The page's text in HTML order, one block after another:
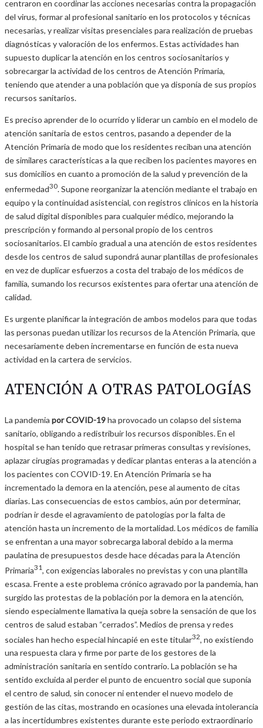
centraron en coordinar las acciones necesarias contra la propagación
del virus, formar al profesional sanitario en los protocolos y técnicas
necesarias, y realizar visitas presenciales para realización de pruebas
diagnósticas y valoración de los enfermos. Estas actividades han
supuesto duplicar la atención en los centros sociosanitarios y
sobrecargar la actividad de los centros de Atención Primaria,
teniendo que atender a una población que ya disponía de sus propios
recursos sanitarios.
Es preciso aprender de lo ocurrido y liderar un cambio en el modelo de
atención sanitaria de estos centros, pasando a depender de la
Atención Primaria de modo que los residentes reciban una atención
de similares características a la que reciben los pacientes mayores en
sus domicilios en cuanto a promoción de la salud y prevención de la
enfermedad30. Supone reorganizar la atención mediante el trabajo en
equipo y la continuidad asistencial, con registros clínicos en la historia
de salud digital disponibles para cualquier médico, mejorando la
prescripción y formando al personal propio de los centros
sociosanitarios. El cambio gradual a una atención de estos residentes
desde los centros de salud supondrá aunar plantillas de profesionales
en vez de duplicar esfuerzos a costa del trabajo de los médicos de
familia, sumando los recursos existentes para ofertar una atención de
calidad.
Es urgente planificar la integración de ambos modelos para que todas
las personas puedan utilizar los recursos de la Atención Primaria, que
necesariamente deben incrementarse en función de esta nueva
actividad en la cartera de servicios.
ATENCIÓN A OTRAS PATOLOGÍAS
La pandemia por COVID-19ha provocado un colapso del sistema
sanitario, obligando a redistribuir los recursos disponibles. En el
hospital se han tenido que retrasar primeras consultas y revisiones,
aplazar cirugías programadas y dedicar plantas enteras a la atención a
los pacientes con COVID-19. En Atención Primaria se ha
incrementado la demora en la atención, pese al aumento de citas
diarias. Las consecuencias de estos cambios, aún por determinar,
podrían ir desde el agravamiento de patologías por la falta de
atención hasta un incremento de la mortalidad. Los médicos de familia
se enfrentan a una mayor sobrecarga laboral debido a la merma
paulatina de presupuestos desde hace décadas para la Atención
Primaria31, con exigencias laborales no previstas y con una plantilla
escasa. Frente a este problema crónico agravado por la pandemia, han
surgido las protestas de la población por la demora en la atención,
siendo especialmente llamativa la queja sobre la sensación de que los
centros de salud estaban “cerrados”. Medios de prensa y redes
sociales han hecho especial hincapié en este titular32 , no existiendo
una respuesta clara y firme por parte de los gestores de la
administración sanitaria en sentido contrario. La población se ha
sentido excluida al perder el punto de encuentro social que suponía
el centro de salud, sin conocer ni entender el nuevo modelo de
gestión de las citas, mostrando en ocasiones una elevada intolerancia
a las incertidumbres existentes durante este periodo extraordinario